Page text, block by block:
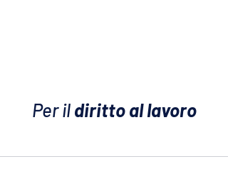
Per ildiritto al lavoro